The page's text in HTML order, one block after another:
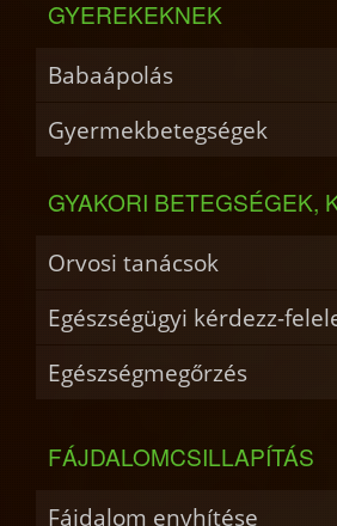
GYEREKEKNEK
Babaápolás
Gyermekbetegségek
GYAKORI BETEGSÉGEK,
Orvosi tanácsok
Egészségügyi kérdezz-
Egészségmegőrzés
FÁJDALOMCSILLAPÍTÁS
Fájdalom enyhítése